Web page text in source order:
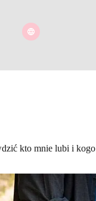
kto mnie lubi i kogo